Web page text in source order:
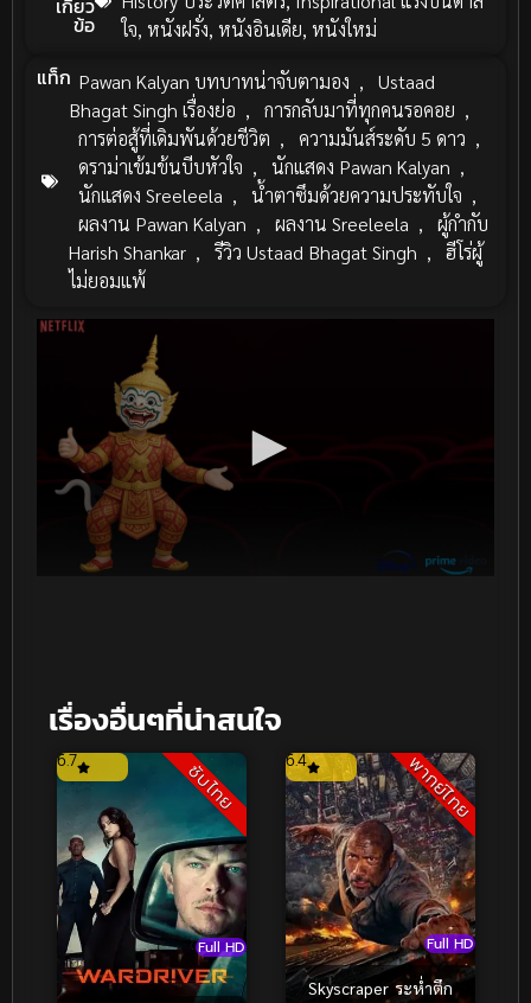
เกี่ยว
ข้อ
ใจ, หนังฝรั่ง, หนังอินเดีย, หนังใหม่
แท็ก Pawan Kalyan บทบาทน่าจับตามอง ,
Ustaad
Bhagat Singh เรื่องย่อ , การกลับมาที่ทุกคนรอคอย ,
การต่อสู้ที่เดิมพันด้วยชีวิต , ความมันส์ระดับ 5 ดาว ,
ดราม่าเข้มข้นบีบหัวใจ , นักแสดง Pawan Kalyan ,
นักแสดง Sreeleela , น้ำตาซึมด้วยความประทับใจ ,
ผลงาน Pawan Kalyan , ผลงาน Sreeleela ,
ผู้กำกับ
Harish Shankar , รีวิว Ustaad Bhagat Singh ,
ฮีโร่ผู้
ไม่ยอมแพ้
เรื่องอื่นๆที่น่าสนใจ
ซับไทย
Full HD
6.7 พากย์ไทย
Full HD
6.4
Skyscraper ระห่ำตึก